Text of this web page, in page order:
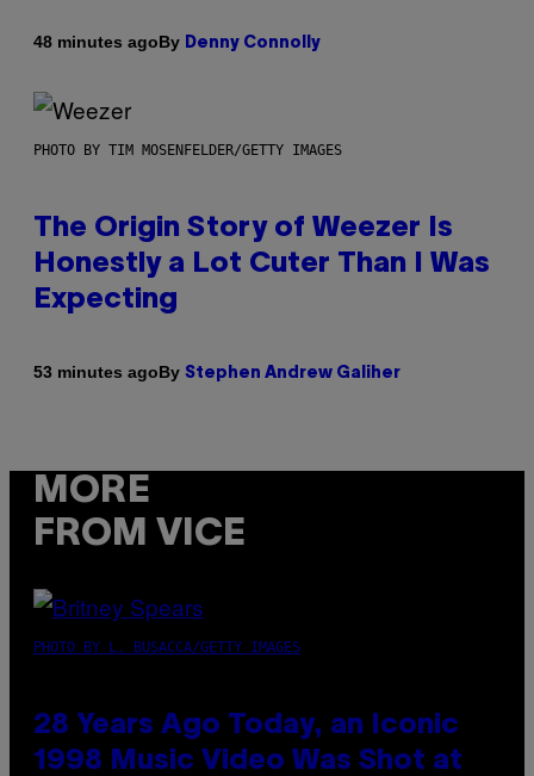
48 minutes agoBy Denny Connolly
PHOTO BY TIM MOSENFELDER/GETTY IMAGES
The Origin Story of Weezer Is
Honestly a Lot Cuter Than I Was
Expecting
53 minutes agoBy Stephen Andrew Galiher
MORE
FROM VICE
PHOTO BY L. BUSACCA/GETTY IMAGES
28 Years Ago Today, an Iconic
1998 Music Video Was Shot at